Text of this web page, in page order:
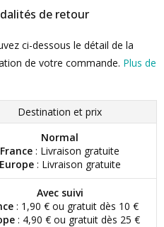
de retour
ci-dessous le détail de la
de votre commande. Plus de
Destination et prix
Normal
France : Livraison gratuite
Europe: Livraison gratuite
Avec suivi
: 1,90 € ou gratuit dès 10 €
: 4,90 € ou gratuit dès 25 €